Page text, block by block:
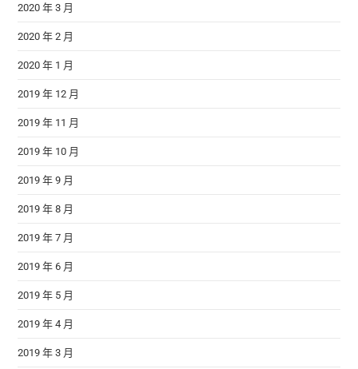
2020 年 3 月
2020 年 2 月
2020 年 1 月
2019 年 12 月
2019 年 11 月
2019 年 10 月
2019 年 9 月
2019 年 8 月
2019 年 7 月
2019 年 6 月
2019 年 5 月
2019 年 4 月
2019 年 3 月